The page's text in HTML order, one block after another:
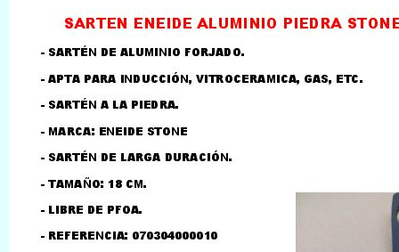
LLAMAR AL TELEFONO
626246281